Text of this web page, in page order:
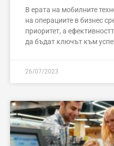
В ерата на мобилните
на операциите в бизнес
приоритет, а
да бъдат ключът към
26/07/2023